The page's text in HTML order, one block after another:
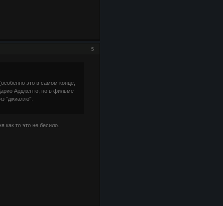
5
это в самом конце,
Ардженто, но в фильме
"джиалло".
как то это не бесило.